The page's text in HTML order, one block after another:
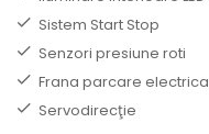
Sistem Start Stop
Senzori presiune roti
Frana parcare electrica
Servodirecţie